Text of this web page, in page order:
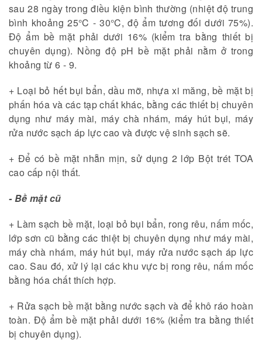
sau 28 ngày trong điều kiện bình thường (nhiệt độ trung
bình khoảng 25°C - 30°C, độ ẩm tương đối dưới 75%).
Độ ẩm bề mặt phải dưới 16% (kiểm tra bằng thiết bị
chuyên dụng). Nồng độ pH bề mặt phải nằm ở trong
khoảng từ 6 - 9.
+ Loại bỏ hết bụi bẩn, dầu mỡ, nhựa xi măng, bề mặt bị
phấn hóa và các tạp chất khác, bằng các thiết bị chuyên
dụng như máy mài, máy chà nhám, máy hút bụi, máy
rửa nước sạch áp lực cao và được vệ sinh sạch sẽ.
+ Để có bề mặt nhẵn mịn, sử dụng 2 lớp Bột trét TOA
cao cấp nội thất.
- Bề mặt cũ
+ Làm sạch bề mặt, loại bỏ bụi bẩn, rong rêu, nấm mốc,
lớp sơn cũ bằng các thiệt bị chuyên dụng như máy mài,
máy chà nhám, máy hút bụi, máy rửa nước sạch áp lực
cao. Sau đó, xử lý lại các khu vực bị rong rêu, nấm mốc
bằng hóa chất thích hợp.
+ Rửa sạch bề mặt bằng nước sạch và để khô ráo hoàn
toàn. Độ ẩm bề mặt phải dưới 16% (kiểm tra bằng thiết
bị chuyên dụng).